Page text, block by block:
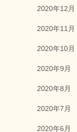
2020年12月
2020年11月
2020年10月
2020年9月
2020年8月
2020年7月
2020年6月